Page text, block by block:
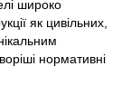
широко
як цивільних,
нормативні